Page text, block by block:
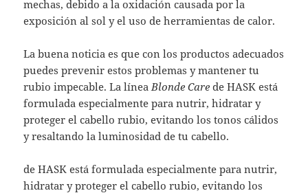
mechas, debido a la oxidación causada por la
exposición al sol y el uso de herramientas de calor.
La buena noticia es que con los productos adecuados
puedes prevenir estos problemas y mantener tu
rubio impecable. La línea Blonde Care de HASK está
formulada especialmente para nutrir, hidratar y
proteger el cabello rubio, evitando los tonos cálidos
y resaltando la luminosidad de tu cabello.
de HASK está formulada especialmente para nutrir,
hidratar y proteger el cabello rubio, evitando los